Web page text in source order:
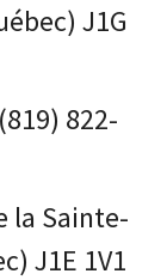
J1G
822-
la Sainte-
J1E 1V1